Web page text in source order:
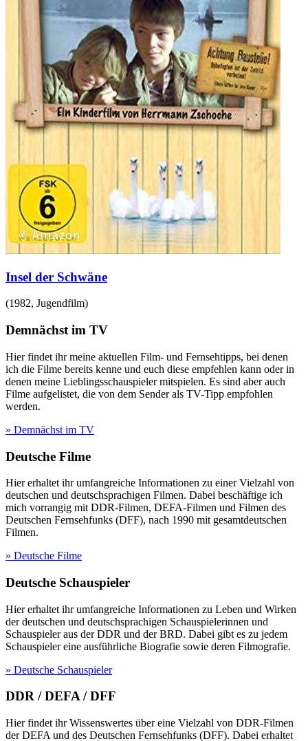
Insel der Schwäne
(1982, Jugendfilm)
Demnächst im TV
Hier findet ihr meine aktuellen Film- und Fernsehtipps, bei denen
ich die Filme bereits kenne und euch diese empfehlen kann oder in
denen meine Lieblingsschauspieler mitspielen. Es sind aber auch
Filme aufgelistet, die von dem Sender als TV-Tipp empfohlen
werden.
» Demnächst im TV
Deutsche Filme
Hier erhaltet ihr umfangreiche Informationen zu einer Vielzahl von
deutschen und deutschsprachigen Filmen. Dabei beschäftige ich
mich vorrangig mit DDR-Filmen, DEFA-Filmen und Filmen des
Deutschen Fernsehfunks (DFF), nach 1990 mit gesamtdeutschen
Filmen.
» Deutsche Filme
Deutsche Schauspieler
Hier erhaltet ihr umfangreiche Informationen zu Leben und Wirken
der deutschen und deutschsprachigen Schauspielerinnen und
Schauspieler aus der DDR und der BRD. Dabei gibt es zu jedem
Schauspieler eine ausführliche Biografie sowie deren Filmografie.
» Deutsche Schauspieler
DDR / DEFA / DFF
Hier findet ihr Wissenswertes über eine Vielzahl von DDR-Filmen
der DEFA und des Deutschen Fernsehfunks (DFF). Dabei erhaltet